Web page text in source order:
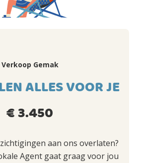
Verkoop Gemak
ALLES VOOR JE
€ 3.450
aan ons overlaten?
Agent gaat graag voor jou